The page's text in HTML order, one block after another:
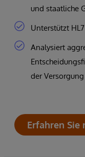
und staatliche
Unterstützt
Analysiert
der
Erfahren Sie